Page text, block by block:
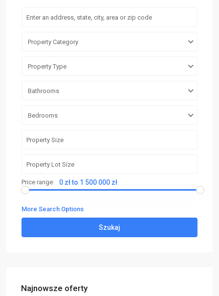
Property Category
Property Type
Bathrooms
Bedrooms
Price range: 0 zł to 1 500 000 zł
More Search Options
Szukaj
Najnowsze oferty